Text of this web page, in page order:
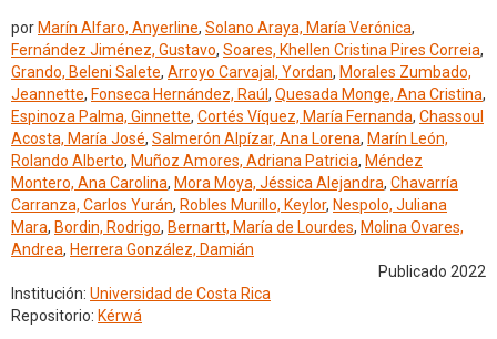
por Marín Alfaro, Anyerline, Solano Araya, María Verónica,
Fernández Jiménez, Gustavo, Soares, Khellen Cristina Pires Correia,
Grando, Beleni Salete, Arroyo Carvajal, Yordan, Morales Zumbado,
Jeannette, Fonseca Hernández, Raúl , Quesada Monge, Ana Cristina,
Espinoza Palma, Ginnette, Cortés Víquez, María Fernanda, Chassoul
Acosta, María José, Salmerón Alpízar, Ana Lorena, Marín León,
Rolando Alberto, Muñoz Amores, Adriana Patricia, Méndez
Montero, Ana Carolina, Mora Moya, Jéssica Alejandra, Chavarría
Carranza, Carlos Yurán, Robles Murillo, Keylor, Nespolo, Juliana
Mara, Bordin, Rodrigo, Bernartt, María de Lourdes, Molina Ovares,
Andrea, Herrera González, Damián
Publicado 2022
Institución: Universidad de Costa Rica
Repositorio: Kérwá